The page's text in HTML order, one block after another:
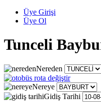
Üye Girişi
Üye Ol
Tunceli
Nereden
Nereye
Gidiş Tarihi